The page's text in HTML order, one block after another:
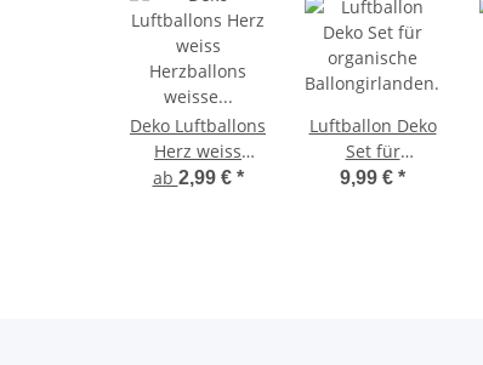
Deko Luftballons
Herz weiss
Herzballons
ab 2,99 € *
Luftballon Deko
Set für
organische
9,99 € *